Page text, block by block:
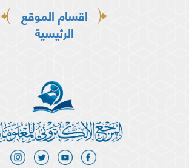
اقسام الموقع
الرئيسية